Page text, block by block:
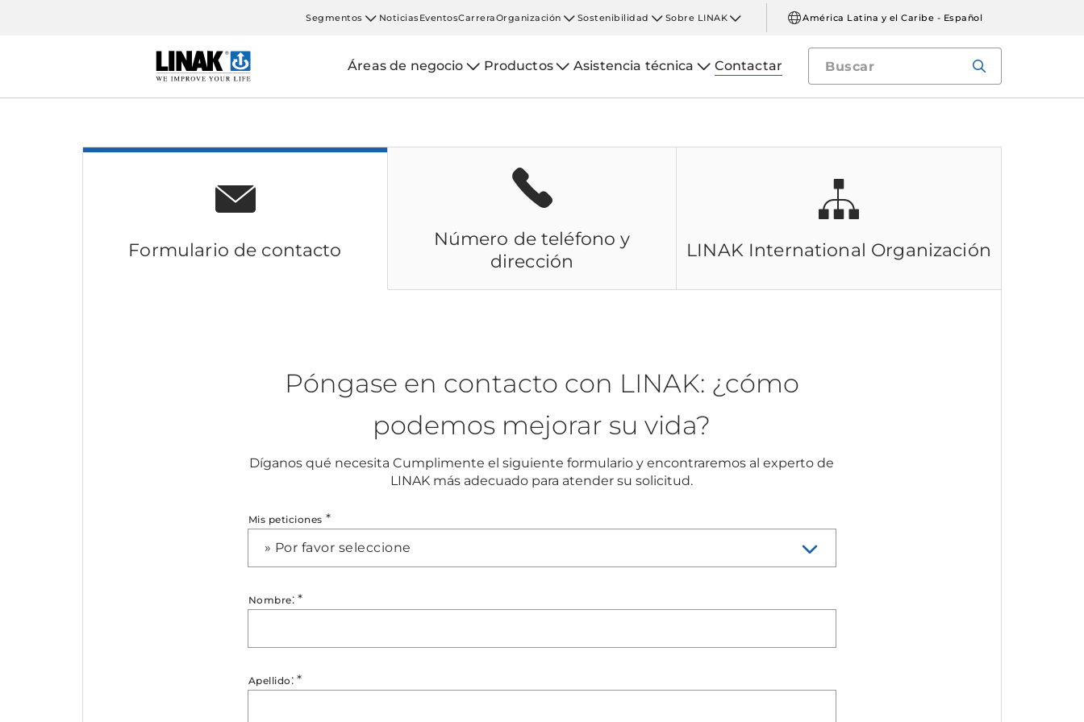
Segmentos NoticiasEventosCarreraOrganización Sostenibilidad Sobre LINAK América Latina y el Caribe - Español
Áreas de negocio Productos Asistencia técnica Contactar
Formulario de contacto
Número de teléfono y
dirección
LINAK International Organización
Póngase en contacto con LINAK: ¿cómo
podemos mejorar su vida?
Díganos qué necesita Cumplimente el siguiente formulario y encontraremos al experto de
LINAK más adecuado para atender su solicitud.
Mis peticiones *
» Por favor seleccione
Nombre: *
Apellido : *